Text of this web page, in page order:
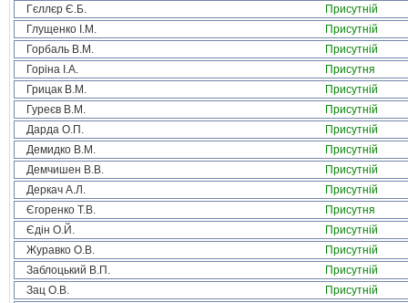
Гєллєр Є.Б.
Присутній
Глущенко І.М.
Присутній
Горбаль В.М.
Присутній
Горіна І.А.
Присутня
Грицак В.М.
Присутній
Гуреєв В.М.
Присутній
Дарда О.П.
Присутній
Демидко В.М.
Присутній
Демчишен В.В.
Присутній
Деркач А.Л.
Присутній
Єгоренко Т.В.
Присутня
Єдін О.Й.
Присутній
Журавко О.В.
Присутній
Заблоцький В.П.
Присутній
Зац О.В.
Присутній